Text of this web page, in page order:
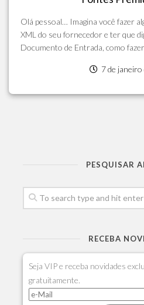
Olá pessoal… Imagina você fazer
XML do seu fornecedor e ter que
Documento de Entrada, como
7 de
PESQUISAR
RECEBA
Seja VIP e receba novidades
gratuitamente.